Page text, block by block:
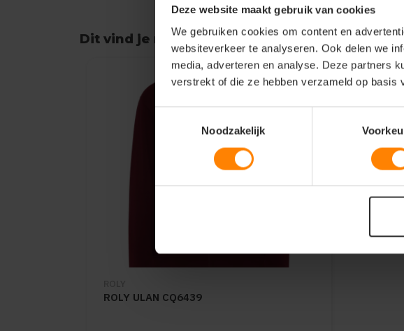
Deze website maakt gebruik van cookies
We gebruiken cookies om content en
websiteverkeer te analyseren. Ook delen we
media, adverteren en analyse. Deze partners
verstrekt of die ze hebben verzameld op basis
Noodzakelijk
Dit vind je misschien ook leuk
Items van productcarrousel
ROLY ULAN CQ6439